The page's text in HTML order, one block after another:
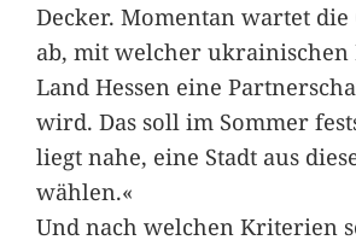
Decker. Momentan wartet
ab, mit welcher ukrainischen
Land Hessen eine
wird. Das soll im Sommer
liegt nahe, eine Stadt aus
wählen.«
Und nach welchen Kriterien